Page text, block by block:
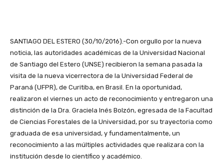
SANTIAGO DEL ESTERO (30/10/2016).-Con orgullo por la nueva
noticia, las autoridades académicas de la Universidad Nacional
de Santiago del Estero (UNSE) recibieron la semana pasada la
visita de la nueva vicerrectora de la Universidad Federal de
Paraná (UFPR), de Curitiba, en Brasil. En la oportunidad,
realizaron el viernes un acto de reconocimiento y entregaron una
distinción de la Dra. Graciela Inés Bolzón, egresada de la Facultad
de Ciencias Forestales de la Universidad, por su trayectoria como
graduada de esa universidad, y fundamentalmente, un
reconocimiento a las múltiples actividades que realizara con la
institución desde lo científico y académico.